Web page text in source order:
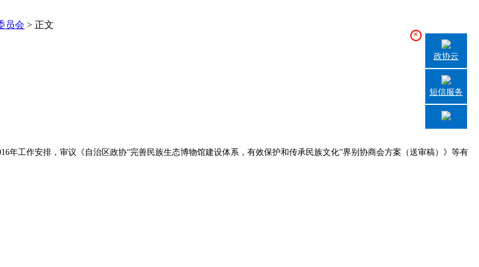
员会 > 正文
工作安排，审议《自治区政协“完善民族生态博物馆建设体系，有效保护和传承民族文化”界别协商会方案（送审稿）》等有
×
政协云
短信服务